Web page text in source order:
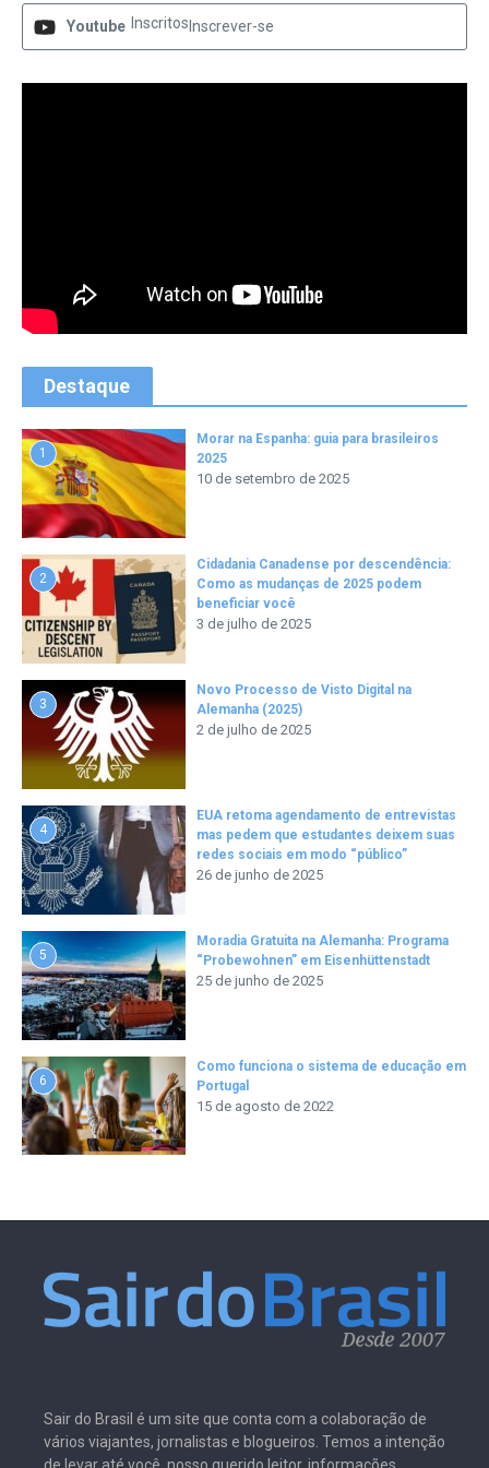
Youtube Inscritos Inscrever-se
Destaque
1
Morar na Espanha: guia para brasileiros
2025
10 de setembro de 2025
2
Cidadania Canadense por descendência:
Como as mudanças de 2025 podem
beneficiar você
3 de julho de 2025
3
Novo Processo de Visto Digital na
Alemanha (2025)
2 de julho de 2025
4
EUA retoma agendamento de entrevistas
mas pedem que estudantes deixem suas
redes sociais em modo “público”
26 de junho de 2025
5
Moradia Gratuita na Alemanha: Programa
“Probewohnen” em Eisenhüttenstadt
25 de junho de 2025
6
Como funciona o sistema de educação em
Portugal
15 de agosto de 2022
Sair do Brasil é um site que conta com a colaboração de
vários viajantes, jornalistas e blogueiros. Temos a intenção